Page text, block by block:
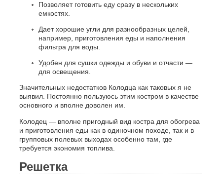
Позволяет готовить еду сразу в нескольких
емкостях.
Дает хорошие угли для разнообразных целей,
например, приготовления еды и наполнения
фильтра для воды.
Удобен для сушки одежды и обуви и отчасти —
для освещения.
Значительных недостатков Колодца как таковых я не
выявил. Постоянно пользуюсь этим костром в качестве
основного и вполне доволен им.
Колодец — вполне пригодный вид костра для обогрева
и приготовления еды как в одиночном походе, так и в
групповых полевых выходах особенно там, где
требуется экономия топлива.
Решетка